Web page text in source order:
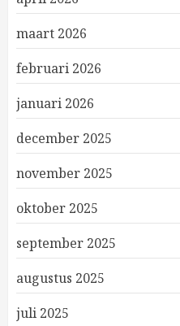
maart 2026
februari 2026
januari 2026
december 2025
november 2025
oktober 2025
september 2025
augustus 2025
juli 2025